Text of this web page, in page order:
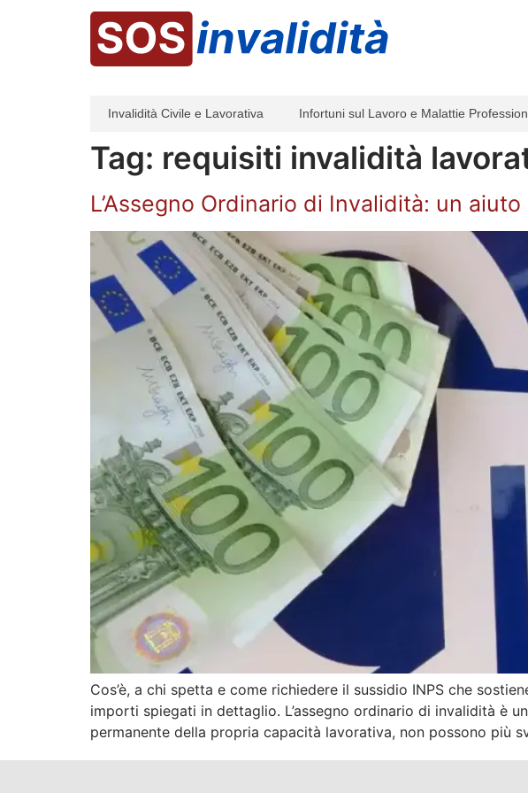
Invalidità Civile e Lavorativa Infortuni sul Lavoro e Malattie
Tag: requisiti invalidità
L’Assegno Ordinario di Invalidità: un
Cos’è, a chi spetta e come richiedere il sussidio INPS che
importi spiegati in dettaglio. L’assegno ordinario di invalidità è
permanente della propria capacità lavorativa, non possono più